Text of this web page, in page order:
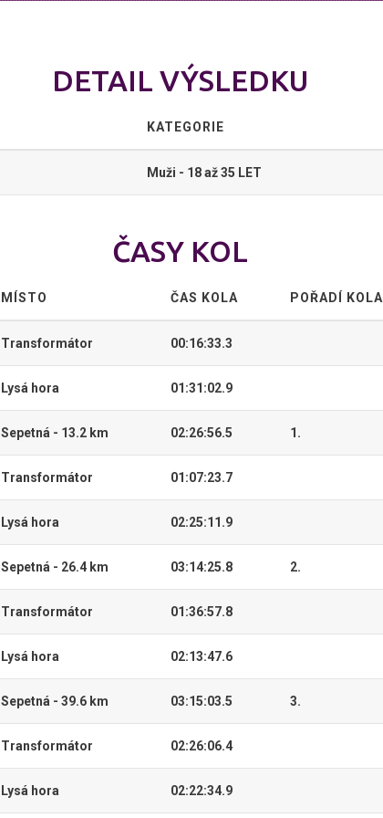
DETAIL VÝSLEDKU
KATEGORIE
Muži - 18 až 35 LET
ČASY KOL
MÍSTO ČAS KOLA POŘADÍ KOLA
Transformátor 00:16:33.3
Lysá hora 01:31:02.9
Sepetná - 13.2 km 02:26:56.5 1.
Transformátor 01:07:23.7
Lysá hora 02:25:11.9
Sepetná - 26.4 km 03:14:25.8 2.
Transformátor 01:36:57.8
Lysá hora 02:13:47.6
Sepetná - 39.6 km 03:15:03.5 3.
Transformátor 02:26:06.4
Lysá hora 02:22:34.9